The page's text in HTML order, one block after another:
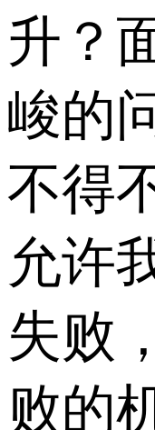
升？
峻的
不得
允许
失败
败的